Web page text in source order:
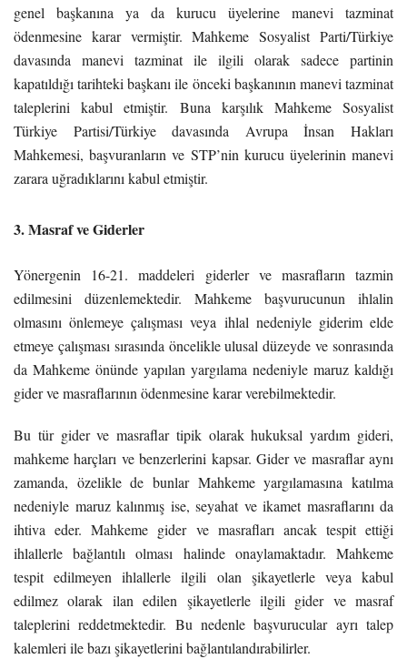
genel başkanına ya da kurucu üyelerine manevi tazminat
ödenmesine karar vermiştir. Mahkeme Sosyalist Parti/Türkiye
davasında manevi tazminat ile ilgili olarak sadece partinin
kapatıldığı tarihteki başkanı ile önceki başkanının manevi tazminat
taleplerini kabul etmiştir. Buna karşılık Mahkeme Sosyalist
Türkiye Partisi/Türkiye davasında Avrupa İnsan Hakları
Mahkemesi, başvuranların ve STP’nin kurucu üyelerinin manevi
zarara uğradıklarını kabul etmiştir.
3. Masraf ve Giderler
Yönergenin 16-21. maddeleri giderler ve masrafların tazmin
edilmesini düzenlemektedir. Mahkeme başvurucunun ihlalin
olmasını önlemeye çalışması veya ihlal nedeniyle giderim elde
etmeye çalışması sırasında öncelikle ulusal düzeyde ve sonrasında
da Mahkeme önünde yapılan yargılama nedeniyle maruz kaldığı
gider ve masraflarının ödenmesine karar verebilmektedir.
Bu tür gider ve masraflar tipik olarak hukuksal yardım gideri,
mahkeme harçları ve benzerlerini kapsar. Gider ve masraflar aynı
zamanda, özelikle de bunlar Mahkeme yargılamasına katılma
nedeniyle maruz kalınmış ise, seyahat ve ikamet masraflarını da
ihtiva eder. Mahkeme gider ve masrafları ancak tespit ettiği
ihlallerle bağlantılı olması halinde onaylamaktadır. Mahkeme
tespit edilmeyen ihlallerle ilgili olan şikayetlerle veya kabul
edilmez olarak ilan edilen şikayetlerle ilgili gider ve masraf
taleplerini reddetmektedir. Bu nedenle başvurucular ayrı talep
kalemleri ile bazı şikayetlerini bağlantılandırabilirler.